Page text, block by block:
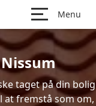
Menu
taget på din bolig
at fremstå som om,